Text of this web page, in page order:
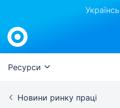
Work.ua
Ресурси
Новини ринку праці